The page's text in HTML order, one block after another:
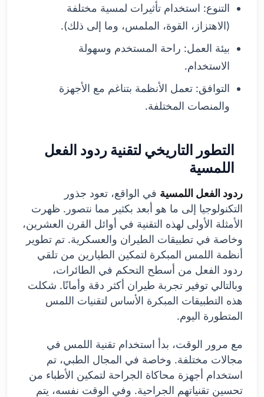
التنوع: استخدام تأثيرات لمسية مختلفة
(الاهتزاز، القوة، الملمس، وما إلى ذلك).
بيئة العمل: راحة المستخدم وسهولة
الاستخدام.
التوافق: تعمل الأنظمة بتناغم مع الأجهزة
والمنصات المختلفة.
التطور التاريخي لتقنية ردود الفعل
اللمسية
ردود الفعل اللمسية في الواقع، تعود جذور
التكنولوجيا إلى ما هو أبعد بكثير مما نتصور. ظهرت
الأمثلة الأولى لهذه التقنية في أوائل القرن العشرين،
وخاصة في تطبيقات الطيران والعسكرية. تم تطوير
أنظمة اللمس المبكرة لتمكين الطيارين من تلقي
ردود الفعل من أسطح التحكم في الطائرات،
وبالتالي توفير تجربة طيران أكثر دقة وأمانًا. شكلت
هذه التطبيقات المبكرة الأساس لتقنيات اللمس
المتطورة اليوم.
مع مرور الوقت، بدأ استخدام تقنية اللمس في
مجالات مختلفة. وخاصة في المجال الطبي، تم
استخدام أجهزة محاكاة الجراحة لتمكين الأطباء من
تحسين تقنياتهم الجراحية. وفي الوقت نفسه، يتم